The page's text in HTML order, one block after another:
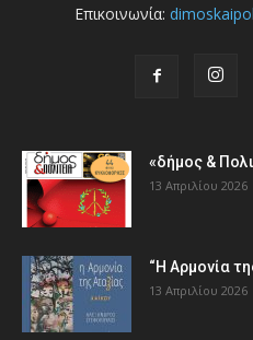
Επικοινωνία:
«δήμος &
13 Απριλίου 2026
“Η Αρμονία
13 Απριλίου 2026